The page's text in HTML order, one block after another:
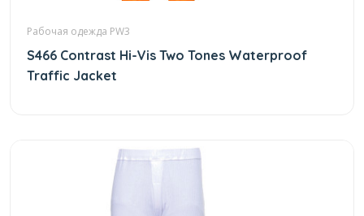
Рабочая одежда PW3
S466 Contrast Hi-Vis Two Tones Waterproof
Traffic Jacket